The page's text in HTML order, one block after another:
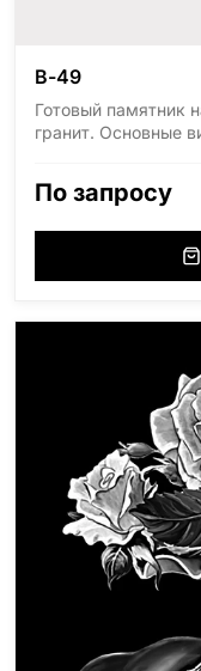
В-49
Готовый памятник
гранит. Основные
(Украина,
(Украина,
(Россия,
минимальные
По запросу